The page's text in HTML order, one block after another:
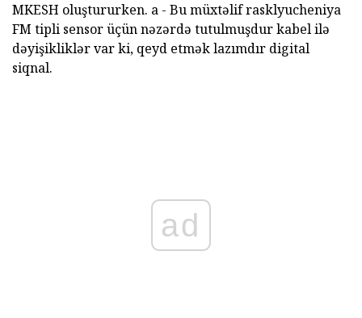
MKESH oluştururken. a - Bu müxtəlif rasklyucheniya
FM tipli sensor üçün nəzərdə tutulmuşdur kabel ilə
dəyişikliklər var ki, qeyd etmək lazımdır digital
siqnal.
ad